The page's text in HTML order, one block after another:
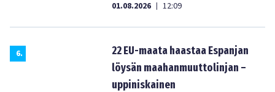
01.08.2026 | 12:09
6.
22 EU-maata haastaa Espanjan
löysän maahanmuuttolinjan –
uppiniskainen